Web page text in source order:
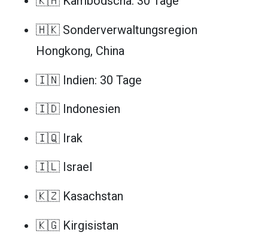
🇭🇰 Sonderverwaltungsregion
Hongkong, China
🇮🇳 Indien: 30 Tage
🇮🇩 Indonesien
🇮🇶 Irak
🇮🇱 Israel
🇰🇿 Kasachstan
🇰🇬 Kirgisistan